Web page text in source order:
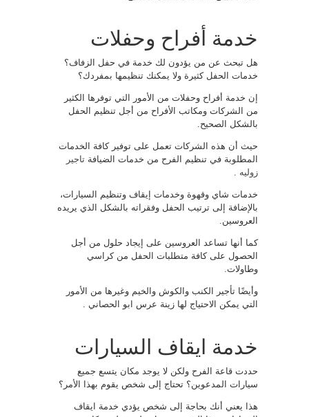
خدمة أفراح وحفلات
هل تبحث عن من يؤدون لك خدمة في حفل الزفاف؟
خدمات الحفل كثيرة ولا يمكنك تنظيمها بمفردك؟
إن خدمة أفراح وحفلات من الأمور التي توفرها الكثير
من الشركات ومكاتب الأفراح من أجل تنظيم الحفل
بالشكل الصحيح.
حيث أن هذه الشركات تعمل على توفير كافة الخدمات
المطلوبة في تنظيم الفرح من خدمات الضيافة تاجير
زوليه
خدمات شاي وقهوة وخدمات إيقاف وتنظيم السيارات،
بالإضافة إلى ترتيب الحفل وفقراته بالشكل الذي يريده
العروسين.
كما أنها تساعد العروسين على إيجاد حلول من أجل
الحصول على كافة متطلبات الحفل من كراسي
وطاولات.
وأيضًا تأجير الكنب والكوش والخيم وغيرها من الأمور
التي يمكن الاحتياج لها زينة عرس ابو الحصاني .
خدمة ايقاف السيارات
حددت قاعة الفرح ولكن لا يوجد مكان يتسع جميع
سيارات المدعوين؟ تحتاج إلى شخص يقوم بهذا الأمر؟
هذا يعني أنك بحاجة إلى شخص يؤدي خدمة ايقاف